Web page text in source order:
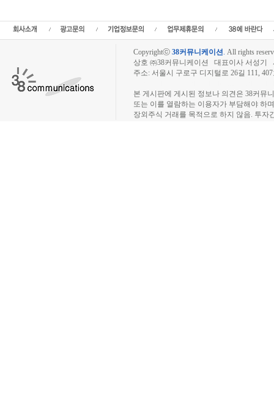
Copyrightⓒ 38커뮤니케이션. All rights
상호 ㈜38커뮤니케이션 대표이사 서성기
주소: 서울시 구로구 디지털로 26길 111,
본 게시판에 게시된 정보나 의견은 38커뮤
또는 이를 열람하는 이용자가 부담해야 하
장외주식 거래를 목적으로 하지 않음. 투